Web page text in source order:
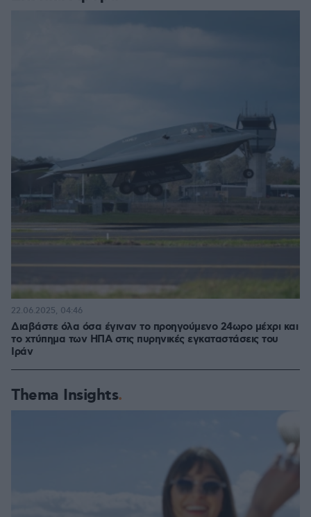
Διαβάστε όλα όσα έγιναν το προηγούμενο 24ωρο μέχρι και
το χτύπημα των ΗΠΑ στις πυρηνικές εγκαταστάσεις του
Ιράν
22.06.2025, 04:46
Thema Insights